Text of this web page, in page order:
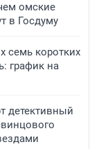
омские
в Госдуму
семь коротких
график на
детективный